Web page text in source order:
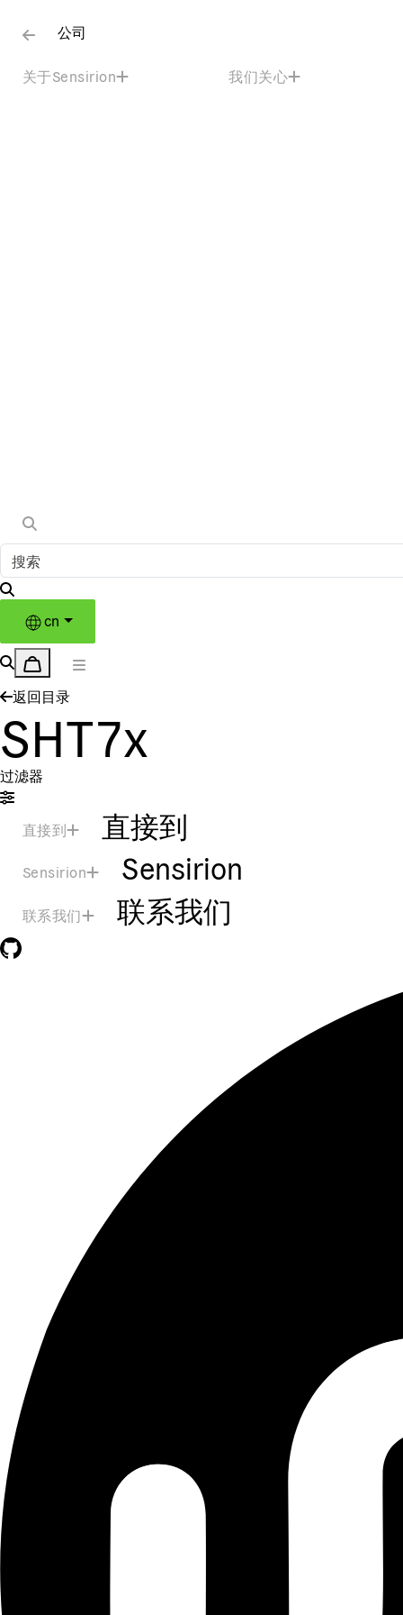
公司
关于Sensirion 我们关心
cn
返回目录
SHT7x
过滤器
直接到 直接到
Sensirion Sensirion
联系我们 联系我们